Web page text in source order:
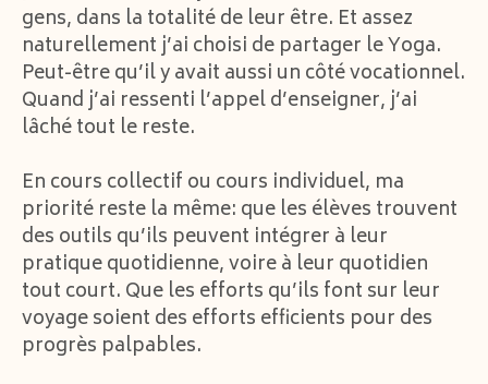
gens, dans la totalité de leur être. Et assez
naturellement j’ai choisi de partager le Yoga.
Peut-être qu’il y avait aussi un côté vocationnel.
Quand j’ai ressenti l’appel d’enseigner, j’ai
lâché tout le reste.
En cours collectif ou cours individuel, ma
priorité reste la même: que les élèves trouvent
des outils qu’ils peuvent intégrer à leur
pratique quotidienne, voire à leur quotidien
tout court. Que les efforts qu’ils font sur leur
voyage soient des efforts efficients pour des
progrès palpables.